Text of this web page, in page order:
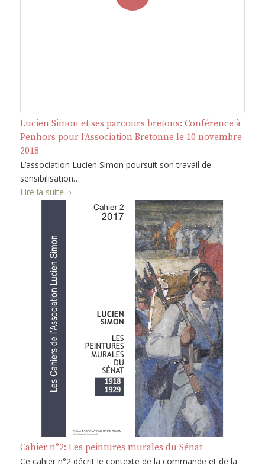
Lucien Simon et ses parcours bretons: Conférence à
Penhors pour l’Association Bretonne le 10 novembre
2018
L’association Lucien Simon poursuit son travail de
sensibilisation…
Lire la suite
Cahier n°2: Les peintures murales du Sénat
Ce cahier n°2 décrit le contexte de la commande et de la